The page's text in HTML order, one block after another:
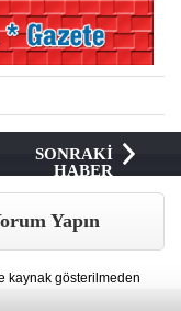
SONRAKİ
HABER
Yapın
kaynak gösterilmeden